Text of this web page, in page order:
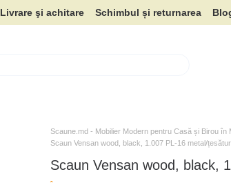
Livrare şi achitare Schimbul și returnarea
Scaune.md - Mobilier Modern pentru Casă și Birou în
Scaun Vensan wood, black, 1.007 PL-16 metal/
Scaun Vensan wood, black,